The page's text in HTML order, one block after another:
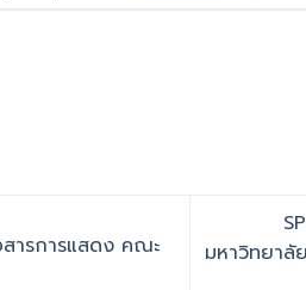
สารการแสดง คณะ
มหาวิทยาลั